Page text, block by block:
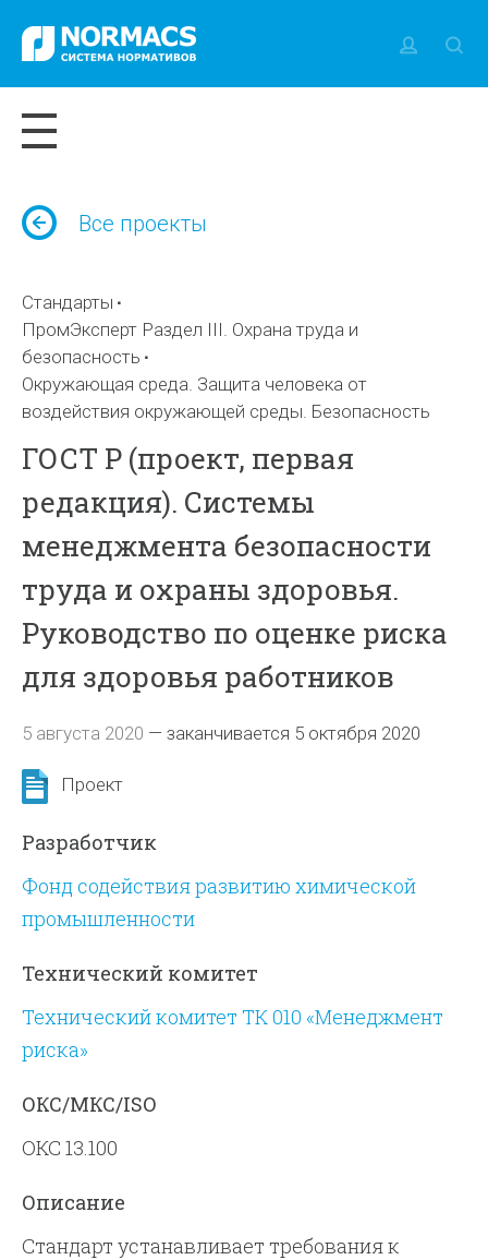
Все проекты
Стандарты
ПромЭксперт Раздел III. Охрана труда и
безопасность
Окружающая среда. Защита человека от
воздействия окружающей среды. Безопасность
ГОСТ Р (проект, первая
редакция). Системы
менеджмента безопасности
труда и охраны здоровья.
Руководство по оценке риска
для здоровья работников
5 августа 2020 —заканчивается 5 октября 2020
Проект
Разработчик
Фонд содействия развитию химической
промышленности
Технический комитет
Технический комитет ТК 010 «Менеджмент
риска»
ОКС/МКС/ISO
ОКС 13.100
Описание
Стандарт устанавливает требования к